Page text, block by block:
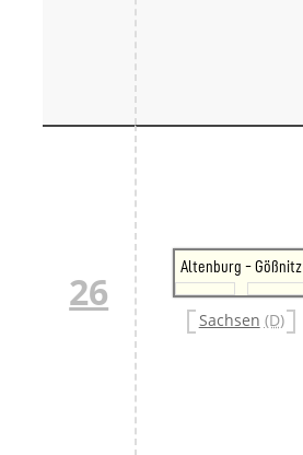
26
Altenburg - Gößnitz
Sachsen (D)